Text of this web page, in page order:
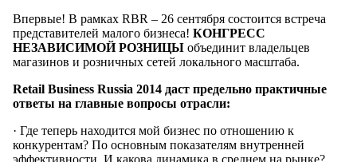
Впервые! В рамках RBR – 26 сентября состоится встреча
представителей малого бизнеса! КОНГРЕСС
НЕЗАВИСИМОЙ РОЗНИЦЫ объединит владельцев
магазинов и розничных сетей локального масштаба.
Retail Business Russia 2014 даст предельно практичные
ответы на главные вопросы отрасли:
· Где теперь находится мой бизнес по отношению к
конкурентам? По основным показателям внутренней
эффективности. И какова динамика в среднем на рынке?